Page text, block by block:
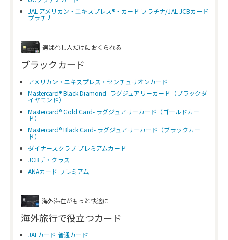
JAL アメリカン・エキスプレス®・カード プラチナ/JAL JCBカード
プラチナ
選ばれし人だけにおくられる
ブラックカード
アメリカン・エキスプレス・センチュリオンカード
Mastercard® Black Diamond- ラグジュアリーカード（ブラックダ
イヤモンド）
Mastercard® Gold Card- ラグジュアリーカード（ゴールドカー
ド）
Mastercard® Black Card- ラグジュアリーカード（ブラックカー
ド）
ダイナースクラブ プレミアムカード
JCBザ・クラス
ANAカード プレミアム
海外滞在がもっと快適に
海外旅行で役立つカード
JALカード 普通カード